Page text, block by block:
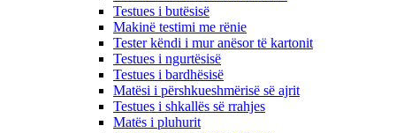
Testues i butësisë
Makinë testimi me rënie
Tester këndi i mur anësor të kartonit
Testues i ngurtësisë
Testues i bardhësisë
Matësi i përshkueshmërisë së ajrit
Testues i shkallës së rrahjes
Matës i pluhurit